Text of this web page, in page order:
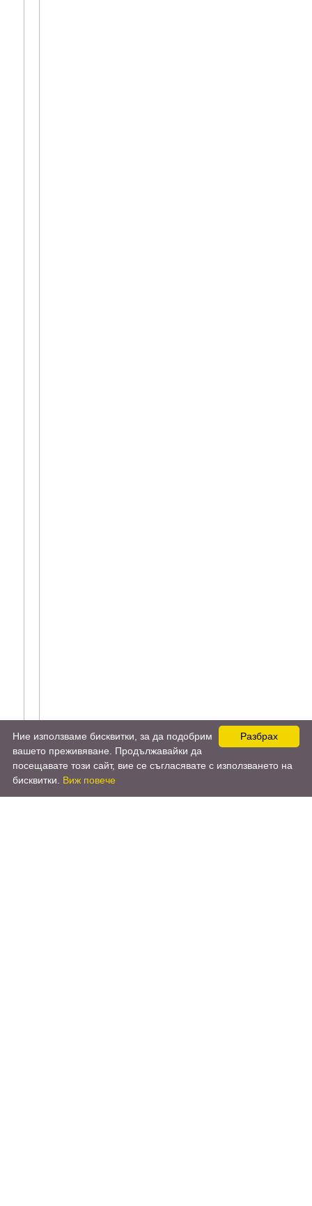
Разбрах
Ние използваме бисквитки, за да подобрим
вашето преживяване. Продължавайки да
посещавате този сайт, вие се съгласявате с използването на
бисквитки. Виж повече